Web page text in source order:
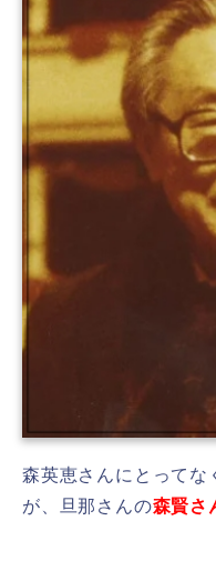
森英恵さんにとってな
が、旦那さんの森賢さ